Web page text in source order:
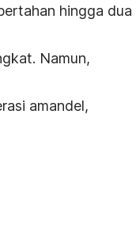
hingga dua
Namun,
amandel,